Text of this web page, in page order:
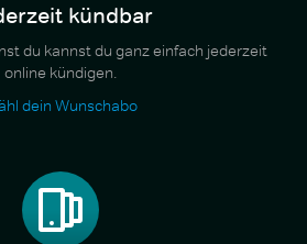
kündbar
du kannst du ganz einfach jederzeit
online kündigen.
dein Wunschabo